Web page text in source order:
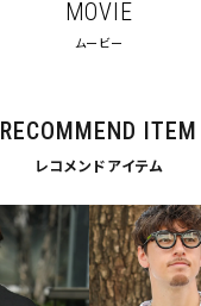
30inc
36inc
MOVIE
ムービー
RECOMMEND ITEM
レコメンドアイテム